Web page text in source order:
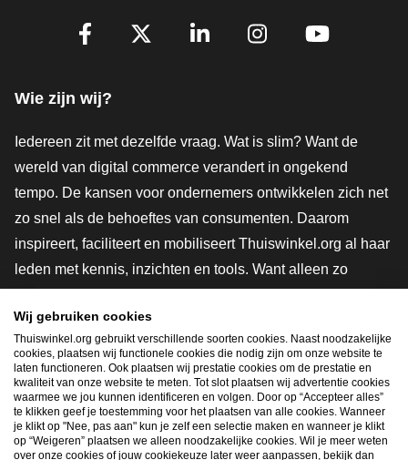
Volg je ons al?
Wie zijn wij?
Iedereen zit met dezelfde vraag. Wat is slim? Want de
wereld van digital commerce verandert in ongekend
tempo. De kansen voor ondernemers ontwikkelen zich net
zo snel als de behoeftes van consumenten. Daarom
inspireert, faciliteert en mobiliseert Thuiswinkel.org al haar
leden met kennis, inzichten en tools. Want alleen zo
innovatievere toekomst. Dus groei ook mee en maak
shoppen slimmer.
Lid worden
Snel navigeren
Wij gebruiken cookies
Thuiswinkel.org gebruikt verschillende soorten cookies. Naast noodzakelijke
cookies, plaatsen wij functionele cookies die nodig zijn om onze website te
laten functioneren. Ook plaatsen wij prestatie cookies om de prestatie en
kwaliteit van onze website te meten. Tot slot plaatsen wij advertentie cookies
waarmee we jou kunnen identificeren en volgen. Door op “Accepteer alles”
te klikken geef je toestemming voor het plaatsen van alle cookies. Wanneer
je klikt op "Nee, pas aan" kun je zelf een selectie maken en wanneer je klikt
op “Weigeren” plaatsen we alleen noodzakelijke cookies. Wil je meer weten
over onze cookies of jouw cookiekeuze later weer aanpassen, bekijk dan